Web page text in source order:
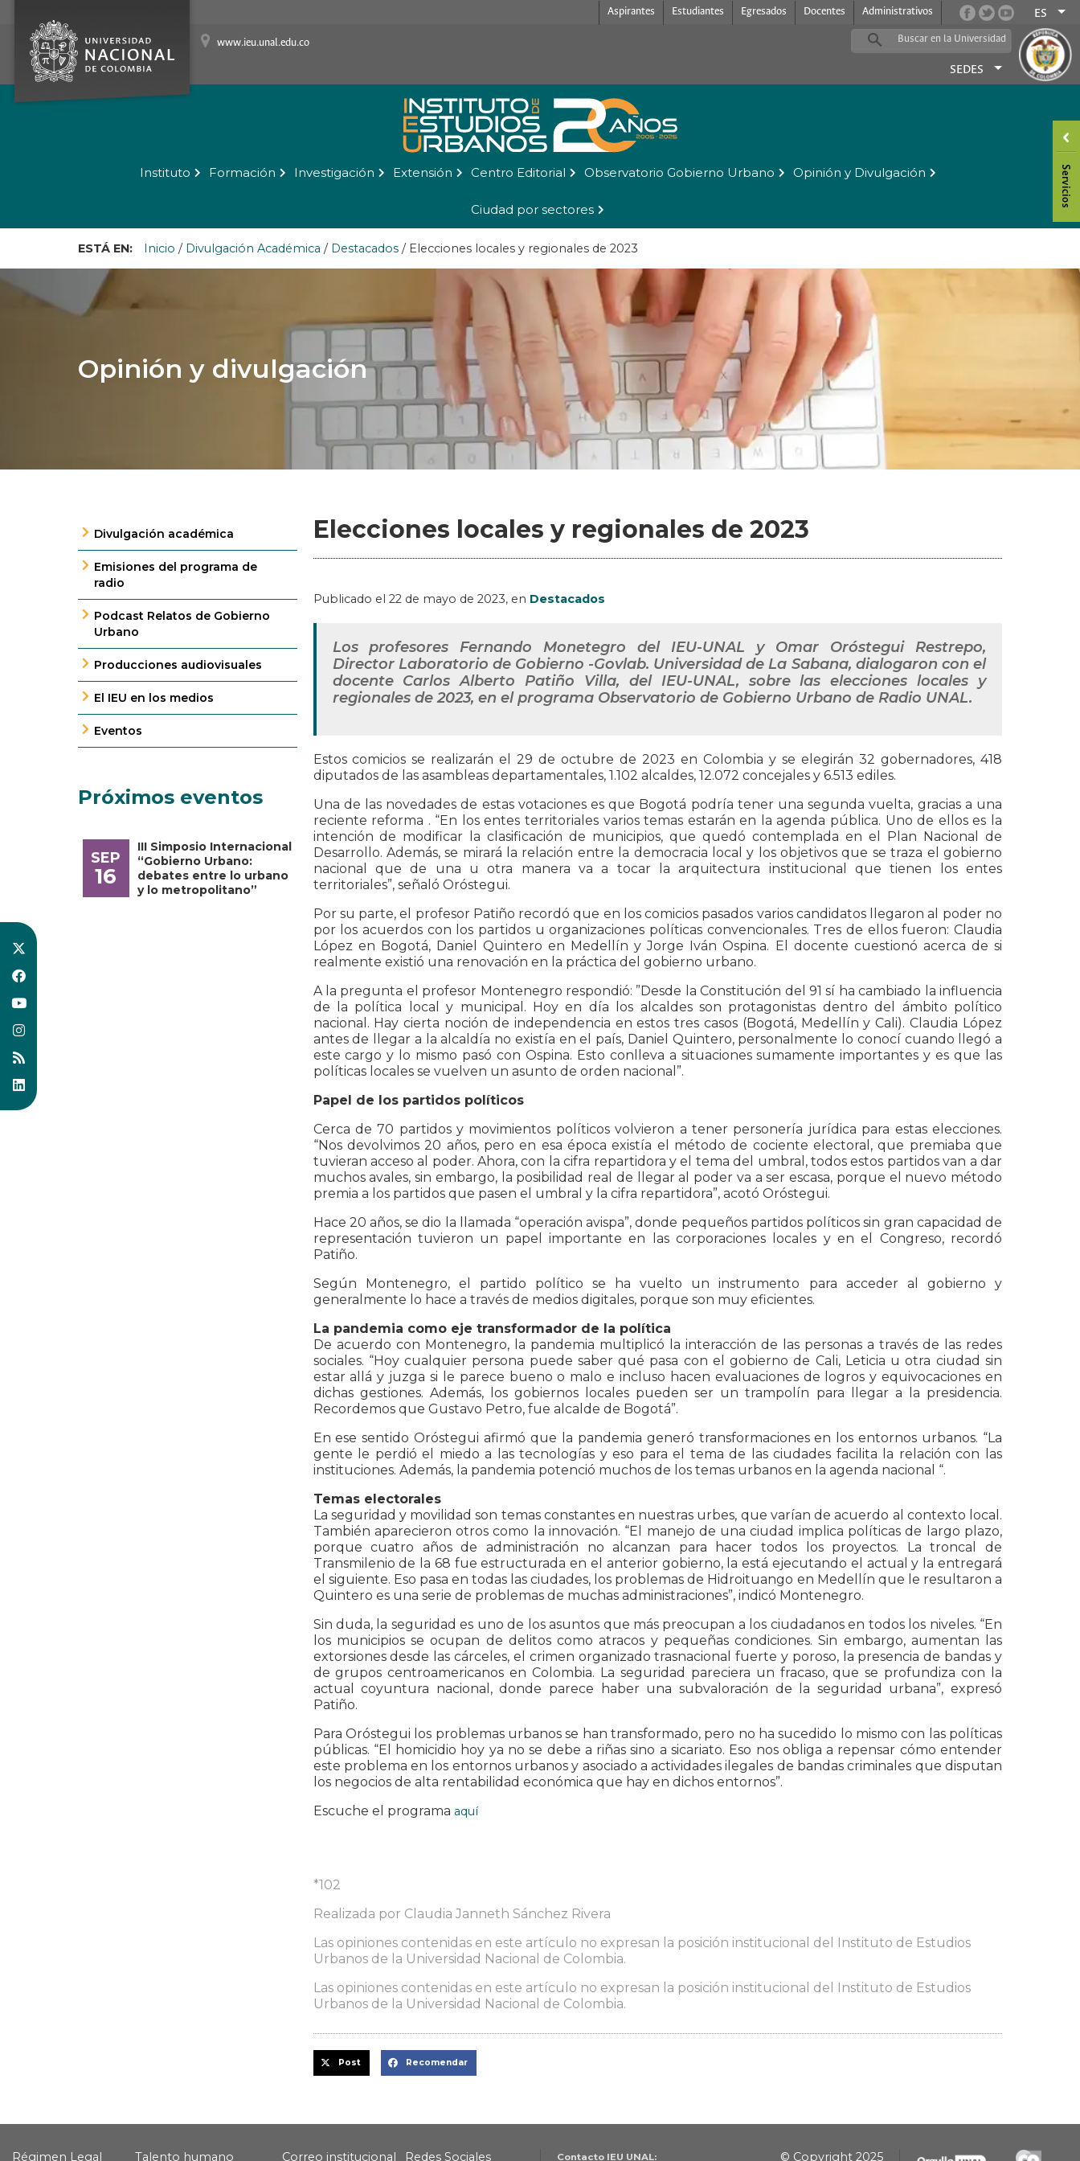
Aspirantes Estudiantes Egresados Docentes Administrativos ES
www.ieu.unal.edu.co
SEDES
Instituto Formación Investigación Extensión Centro Editorial Observatorio Gobierno Urbano Opinión y Divulgación
Ciudad por sectores
ESTÁ EN: Inicio / Divulgación Académica / Destacados / Elecciones locales y regionales de 2023
Opinión y divulgación
Divulgación académica
Emisiones del programa de
radio
Podcast Relatos de Gobierno
Urbano
Producciones audiovisuales
El IEU en los medios
Eventos
Próximos eventos
SEP
16
III Simposio Internacional
“Gobierno Urbano:
debates entre lo urbano
y lo metropolitano”
Elecciones locales y regionales de 2023
Publicado el 22 de mayo de 2023, en Destacados
Los profesores Fernando Monetegro del IEU-UNAL y Omar Oróstegui Restrepo,
Director Laboratorio de Gobierno -Govlab. Universidad de La Sabana, dialogaron con el
docente Carlos Alberto Patiño Villa, del IEU-UNAL, sobre las elecciones locales y
regionales de 2023, en el programa Observatorio de Gobierno Urbano de Radio UNAL.
Estos comicios se realizarán el 29 de octubre de 2023 en Colombia y se elegirán 32 gobernadores, 418
diputados de las asambleas departamentales, 1.102 alcaldes, 12.072 concejales y 6.513 ediles.
Una de las novedades de estas votaciones es que Bogotá podría tener una segunda vuelta, gracias a una
reciente reforma . “En los entes territoriales varios temas estarán en la agenda pública. Uno de ellos es la
intención de modificar la clasificación de municipios, que quedó contemplada en el Plan Nacional de
Desarrollo. Además, se mirará la relación entre la democracia local y los objetivos que se traza el gobierno
nacional que de una u otra manera va a tocar la arquitectura institucional que tienen los entes
territoriales”, señaló Oróstegui.
Por su parte, el profesor Patiño recordó que en los comicios pasados varios candidatos llegaron al poder no
por los acuerdos con los partidos u organizaciones políticas convencionales. Tres de ellos fueron: Claudia
López en Bogotá, Daniel Quintero en Medellín y Jorge Iván Ospina. El docente cuestionó acerca de si
realmente existió una renovación en la práctica del gobierno urbano.
A la pregunta el profesor Montenegro respondió: ”Desde la Constitución del 91 sí ha cambiado la influencia
de la política local y municipal. Hoy en día los alcaldes son protagonistas dentro del ámbito político
nacional. Hay cierta noción de independencia en estos tres casos (Bogotá, Medellín y Cali). Claudia López
antes de llegar a la alcaldía no existía en el país, Daniel Quintero, personalmente lo conocí cuando llegó a
este cargo y lo mismo pasó con Ospina. Esto conlleva a situaciones sumamente importantes y es que las
políticas locales se vuelven un asunto de orden nacional”.
Papel de los partidos políticos
Cerca de 70 partidos y movimientos políticos volvieron a tener personería jurídica para estas elecciones.
“Nos devolvimos 20 años, pero en esa época existía el método de cociente electoral, que premiaba que
tuvieran acceso al poder. Ahora, con la cifra repartidora y el tema del umbral, todos estos partidos van a dar
muchos avales, sin embargo, la posibilidad real de llegar al poder va a ser escasa, porque el nuevo método
premia a los partidos que pasen el umbral y la cifra repartidora”, acotó Oróstegui.
Hace 20 años, se dio la llamada “operación avispa”, donde pequeños partidos políticos sin gran capacidad de
representación tuvieron un papel importante en las corporaciones locales y en el Congreso, recordó
Patiño.
Según Montenegro, el partido político se ha vuelto un instrumento para acceder al gobierno y
generalmente lo hace a través de medios digitales, porque son muy eficientes.
La pandemia como eje transformador de la política
De acuerdo con Montenegro, la pandemia multiplicó la interacción de las personas a través de las redes
sociales. “Hoy cualquier persona puede saber qué pasa con el gobierno de Cali, Leticia u otra ciudad sin
estar allá y juzga si le parece bueno o malo e incluso hacen evaluaciones de logros y equivocaciones en
dichas gestiones. Además, los gobiernos locales pueden ser un trampolín para llegar a la presidencia.
Recordemos que Gustavo Petro, fue alcalde de Bogotá”.
En ese sentido Oróstegui afirmó que la pandemia generó transformaciones en los entornos urbanos. “La
gente le perdió el miedo a las tecnologías y eso para el tema de las ciudades facilita la relación con las
instituciones. Además, la pandemia potenció muchos de los temas urbanos en la agenda nacional “.
Temas electorales
La seguridad y movilidad son temas constantes en nuestras urbes, que varían de acuerdo al contexto local.
También aparecieron otros como la innovación. “El manejo de una ciudad implica políticas de largo plazo,
porque cuatro años de administración no alcanzan para hacer todos los proyectos. La troncal de
Transmilenio de la 68 fue estructurada en el anterior gobierno, la está ejecutando el actual y la entregará
el siguiente. Eso pasa en todas las ciudades, los problemas de Hidroituango en Medellín que le resultaron a
Quintero es una serie de problemas de muchas administraciones”, indicó Montenegro.
Sin duda, la seguridad es uno de los asuntos que más preocupan a los ciudadanos en todos los niveles. “En
los municipios se ocupan de delitos como atracos y pequeñas condiciones. Sin embargo, aumentan las
extorsiones desde las cárceles, el crimen organizado trasnacional fuerte y poroso, la presencia de bandas y
de grupos centroamericanos en Colombia. La seguridad pareciera un fracaso, que se profundiza con la
actual coyuntura nacional, donde parece haber una subvaloración de la seguridad urbana”, expresó
Patiño.
Para Oróstegui los problemas urbanos se han transformado, pero no ha sucedido lo mismo con las políticas
públicas. “El homicidio hoy ya no se debe a riñas sino a sicariato. Eso nos obliga a repensar cómo entender
este problema en los entornos urbanos y asociado a actividades ilegales de bandas criminales que disputan
los negocios de alta rentabilidad económica que hay en dichos entornos”.
Escuche el programa aquí
*102
Realizada por Claudia Janneth Sánchez Rivera
Las opiniones contenidas en este artículo no expresan la posición institucional del Instituto de Estudios
Urbanos de la Universidad Nacional de Colombia.
Las opiniones contenidas en este artículo no expresan la posición institucional del Instituto de Estudios
Urbanos de la Universidad Nacional de Colombia.
Post Recomendar
Régimen Legal Talento humano Correo institucional Redes Sociales Contacto IEU UNAL: © Copyright 2025